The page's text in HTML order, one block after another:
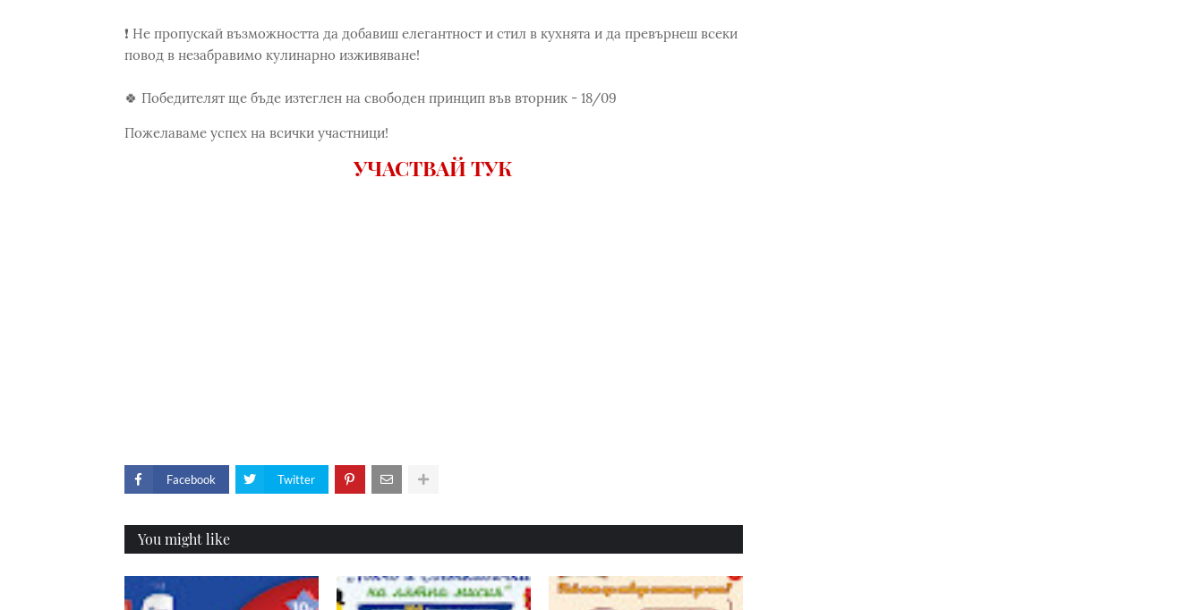
❗️ Не пропускай възможността да добавиш елегантност и стил в кухнята и да превърнеш всеки
повод в незабравимо кулинарно изживяване!
🍀 Победителят ще бъде изтеглен на свободен принцип във вторник - 18/09
Пожелаваме успех на всички участници!
УЧАСТВАЙ ТУК
Facebook Twitter
You might like